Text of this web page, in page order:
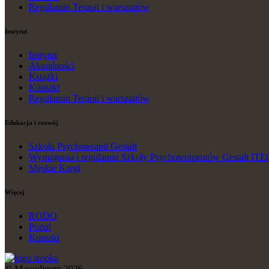
Regulamin Terapii i warsztatów
Instytut
Instytut
Aktualności
Książki
Kontakt
Regulamin Terapii i warsztatów
Edukacja i rozwój
Szkoła Psychoterapii Gestalt
Wymagania i regulamin Szkoły Psychoterapeutów Gestalt
Męskie Kręgi
Więcej
RODO
Portal
Kontakt